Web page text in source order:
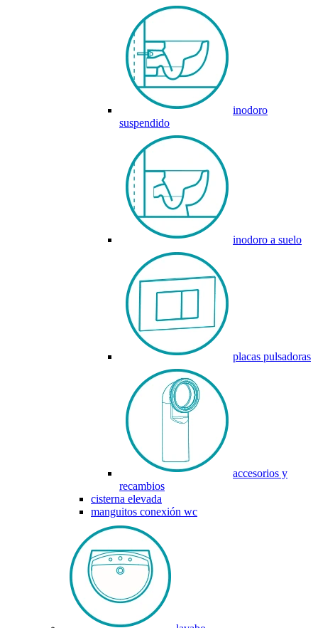
inodoro
suspendido
inodoro a suelo
placas pulsadoras
accesorios y
recambios
cisterna elevada
manguitos conexión wc